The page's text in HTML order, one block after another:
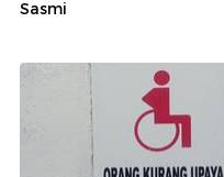
Sasmi